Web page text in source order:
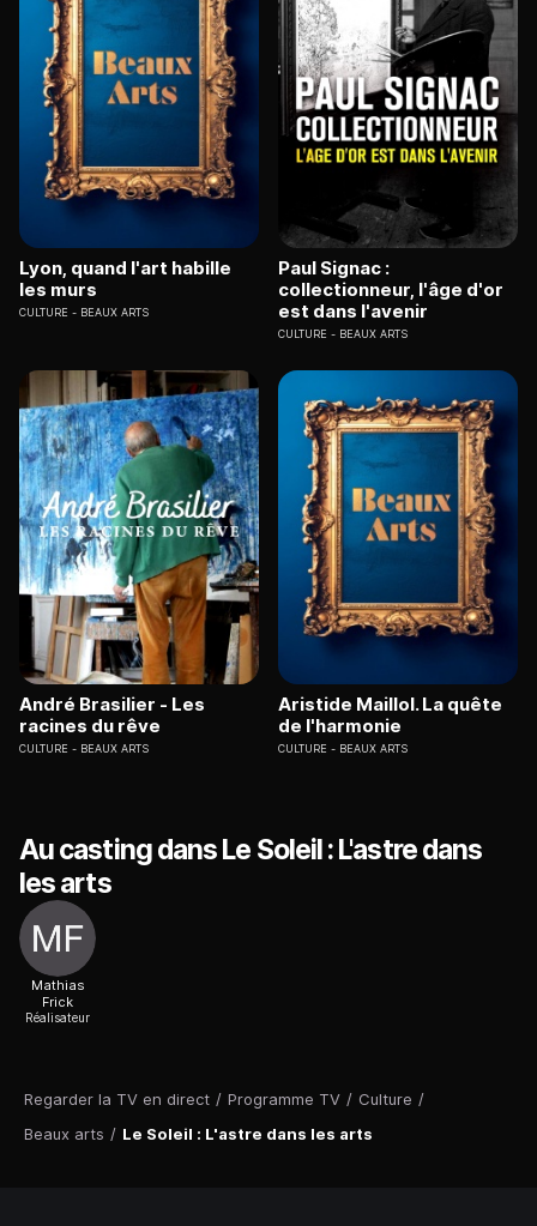
Regarder la TV en direct / Programme TV / Culture /
Beaux arts / Le Soleil : L'astre dans les arts
Lyon, quand l'art habille
les murs
CULTURE BEAUX ARTS
Paul Signac :
collectionneur, l'âge d'or
est dans l'avenir
CULTURE BEAUX ARTS
André Brasilier - Les
racines du rêve
CULTURE BEAUX ARTS
Aristide Maillol. La quête
de l'harmonie
CULTURE BEAUX ARTS
Au casting dans Le Soleil : L'astre dans
les arts
Mathias
Frick
Réalisateur